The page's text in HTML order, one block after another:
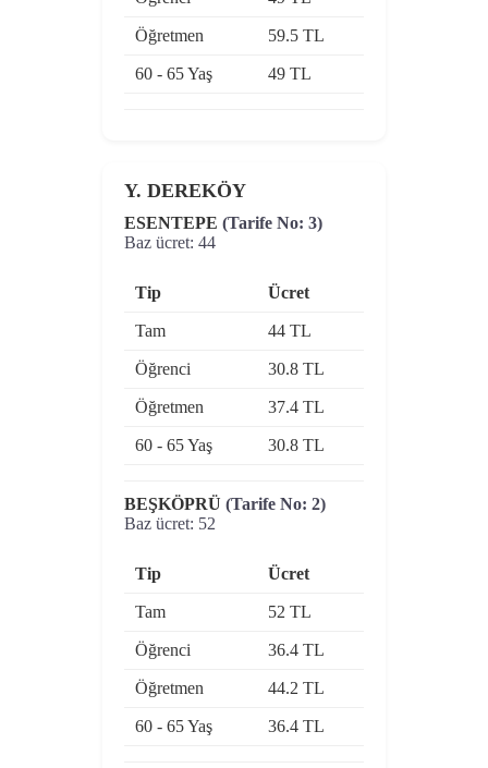
Öğretmen 59.5 TL
60 - 65 Yaş 49 TL
Y. DEREKÖY
ESENTEPE (Tarife No: 3)
Baz ücret: 44
Tip Ücret
Tam 44 TL
Öğrenci 30.8 TL
Öğretmen 37.4 TL
60 - 65 Yaş 30.8 TL
BEŞKÖPRÜ (Tarife No: 2)
Baz ücret: 52
Tip Ücret
Tam 52 TL
Öğrenci 36.4 TL
Öğretmen 44.2 TL
60 - 65 Yaş 36.4 TL